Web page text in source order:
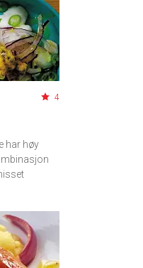
4
har høy